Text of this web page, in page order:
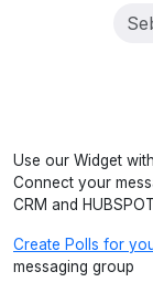
Use our Widget
Connect your
CRM and HUBSPOT
Create Polls for
messaging group